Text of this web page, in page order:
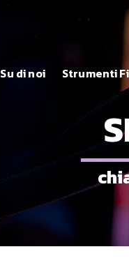
Su di noi Strumenti